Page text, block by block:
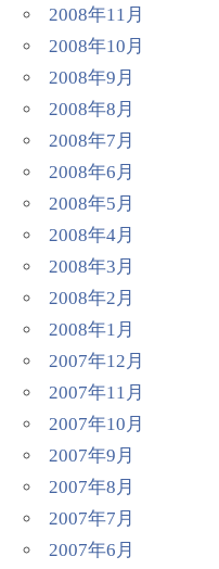
2008年11月
2008年10月
2008年9月
2008年8月
2008年7月
2008年6月
2008年5月
2008年4月
2008年3月
2008年2月
2008年1月
2007年12月
2007年11月
2007年10月
2007年9月
2007年8月
2007年7月
2007年6月